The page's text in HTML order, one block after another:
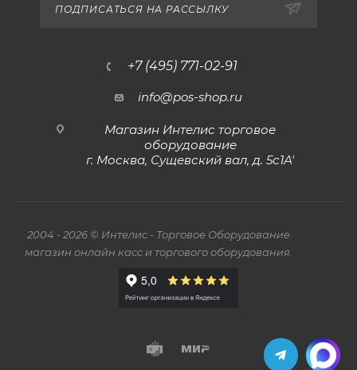
ПОДПИСАТЬСЯ НА РАССЫЛКУ
+7 (495) 771-02-91
info@pos-shop.ru
Магазин Интелис торговое
оборудование
г. Москва, Сущевский вал, д. 5с1А'
2004 - 2026 © Интелис - Торговое Оборудование
магазин онлайн касс и торгового оборудования.